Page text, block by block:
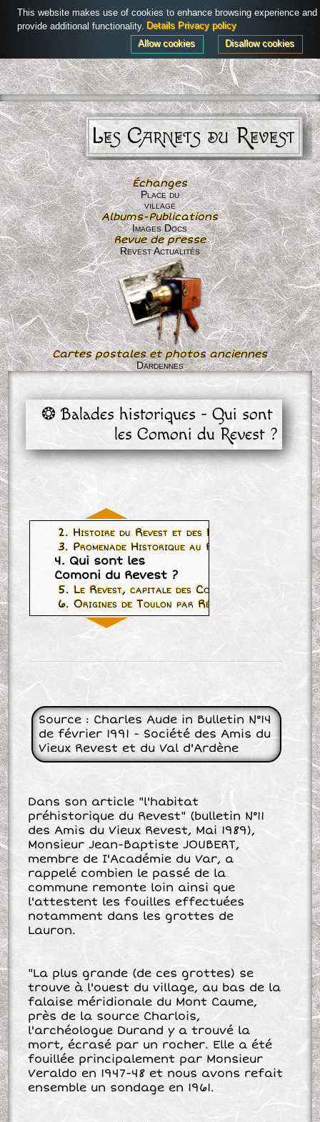
Menu
Les Carnets du Revest
Connexion
Place du
village
Échanges
Images Docs
Albums-Publications
Revest Actualités
Revue de presse
Dardennes
Cartes postales et photos anciennes
❂ Balades historiques - Qui sont
les Comoni du Revest ?
2. Histoire du Revest et des Laurons
3. Promenade Historique au Revest
4. Qui sont les
Comoni du Revest ?
5. Le Revest, capitale des Comoni
6. Origines de Toulon par Rémy Vidal
Source : Charles Aude in Bulletin N°14
de février 1991 - Société des Amis du
Vieux Revest et du Val d'Ardène
Dans son article "l'habitat
préhistorique du Revest" (bulletin N°11
des Amis du Vieux Revest, Mai 1989),
Monsieur Jean-Baptiste JOUBERT,
membre de I'Académie du Var, a
rappelé combien le passé de la
commune remonte loin ainsi que
l'attestent les fouilles effectuées
notamment dans les grottes de
Lauron.
"La plus grande (de ces grottes) se
trouve à l'ouest du village, au bas de la
falaise méridionale du Mont Caume,
près de la source Charlois,
l'archéologue Durand y a trouvé la
mort, écrasé par un rocher. Elle a été
fouillée principalement par Monsieur
Veraldo en 1947-48 et nous avons refait
ensemble un sondage en 1961.
Powered byAdHoc CMS
This website makes use of cookies to enhance browsing experience and
provide additional functionality. Details Privacy policy
Disallow cookies
Allow cookies